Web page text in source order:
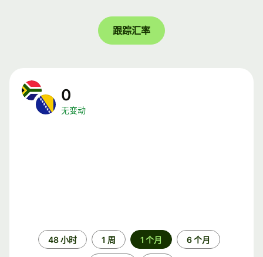
跟踪汇率
0
无变动
48 小时 1 周 1 个月 6 个月